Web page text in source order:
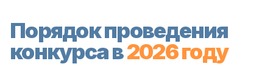
Порядок проведения
конкурса в2026 году